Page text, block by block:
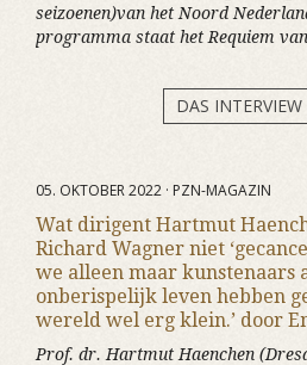
seizoenen)van het Noord
programma staat het Requiem
DAS INTERVIEW
05. OKTOBER 2022 · PZN-MAGAZIN
Wat dirigent Hartmut
Richard Wagner niet
we alleen maar kunstenaars
onberispelijk leven hebben
wereld wel erg klein.’ door
Prof. dr. Hartmut Haenchen